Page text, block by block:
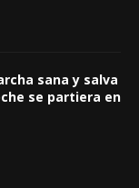
sana y salva
se partiera en